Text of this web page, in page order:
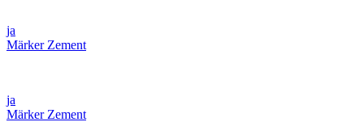
ja
Märker Zement
ja
Märker Zement